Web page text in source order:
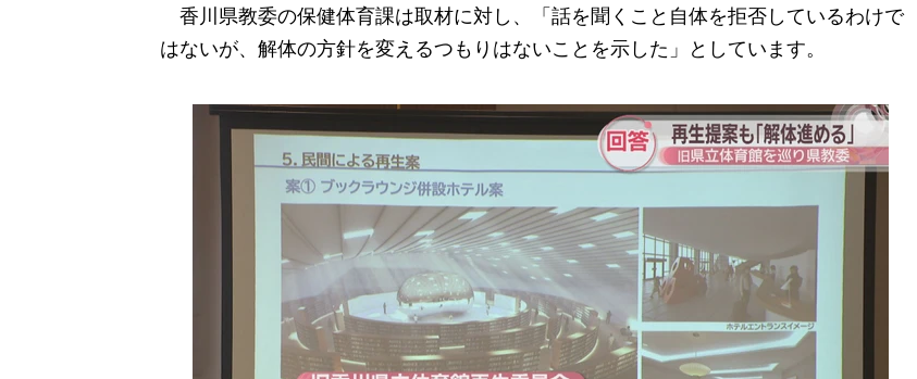
香川県教委の保健体育課は取材に対し、「話を聞くこと自体を拒否しているわけで
はないが、解体の方針を変えるつもりはないことを示した」としています。